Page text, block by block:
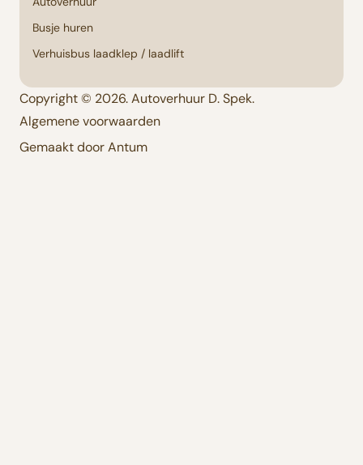
Busje huren
Verhuisbus laadklep / laadlift
Copyright © 2026. Autoverhuur D. Spek.
Algemene voorwaarden
Gemaakt door Antum